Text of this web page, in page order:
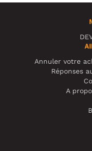
Annuler votre
Réponses
A